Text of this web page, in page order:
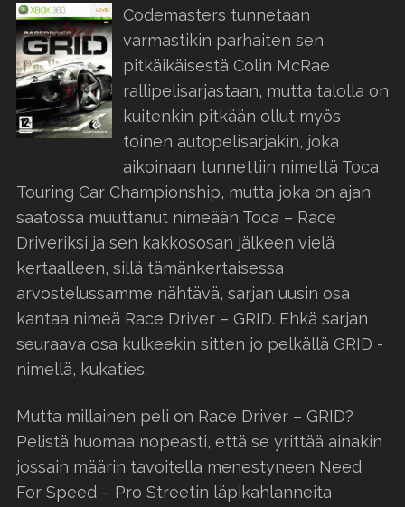
Codemasters tunnetaan
varmastikin parhaiten sen
pitkäikäisestä Colin McRae
rallipelisarjastaan, mutta talolla on
kuitenkin pitkään ollut myös
toinen autopelisarjakin, joka
aikoinaan tunnettiin nimeltä Toca
Touring Car Championship, mutta joka on ajan
saatossa muuttanut nimeään Toca – Race
Driveriksi ja sen kakkososan jälkeen vielä
kertaalleen, sillä tämänkertaisessa
arvostelussamme nähtävä, sarjan uusin osa
kantaa nimeä Race Driver – GRID. Ehkä sarjan
seuraava osa kulkeekin sitten jo pelkällä GRID -
nimellä, kukaties.
Mutta millainen peli on Race Driver – GRID?
Pelistä huomaa nopeasti, että se yrittää ainakin
jossain määrin tavoitella menestyneen Need
For Speed – Pro Streetin läpikahlanneita